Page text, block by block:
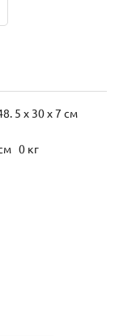
5 х 30 х 7 см
0 кг